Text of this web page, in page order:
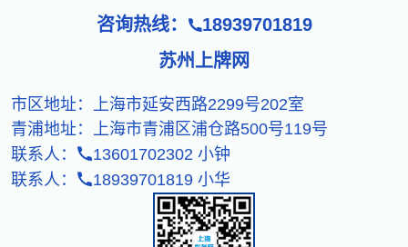
咨询热线：
18939701819
苏州上牌网
市区地址：上海市延安西路2299号202室
青浦地址：上海市青浦区浦仓路500号119号
联系人：
13601702302 小钟
联系人：
18939701819 小华